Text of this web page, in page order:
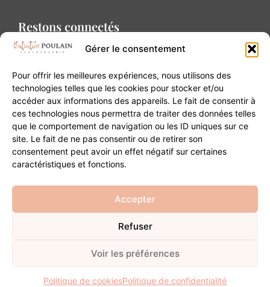
Gérer le consentement
Pour offrir les meilleures expériences, nous utilisons des
technologies telles que les cookies pour stocker et/ou
accéder aux informations des appareils. Le fait de consentir à
ces technologies nous permettra de traiter des données telles
que le comportement de navigation ou les ID uniques sur ce
site. Le fait de ne pas consentir ou de retirer son
consentement peut avoir un effet négatif sur certaines
caractéristiques et fonctions.
Accepter
Refuser
Voir les préférences
Politique de cookiesPolitique de confidentialité
Restons connectés
Contact
20B Grand Rue 68180 Horbourg-Wihr
06 84 93 03 01
contact@valentinepoulain.com
Mentions légales· Politique de confidentialité
Développement